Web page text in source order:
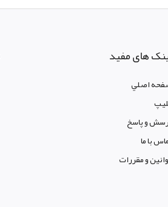
های مفید
اصلي
و پاسخ
با ما
و مقررات